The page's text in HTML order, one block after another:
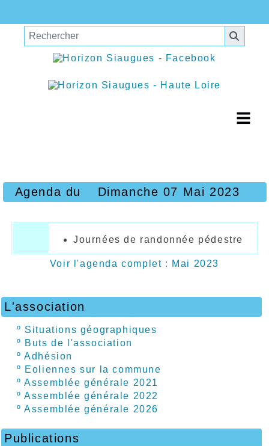
L'association
º Situations géographiques
º Buts de l'association
ºAdhésion
º Eoliennes sur la commune
ºAssemblée générale 2021
ºAssemblée générale 2022
ºAssemblée générale 2026
Publications
Agenda du Dimanche 07 Mai 2023
Journées de randonnée pédestre
Voir l'agenda complet : Mai 2023